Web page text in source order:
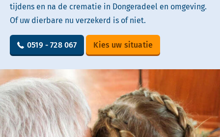
tijdens en na de crematie in Dongeradeel en omgeving.
Of uw dierbare nu verzekerd is of niet.
0519 - 728 067 Kies uw situatie